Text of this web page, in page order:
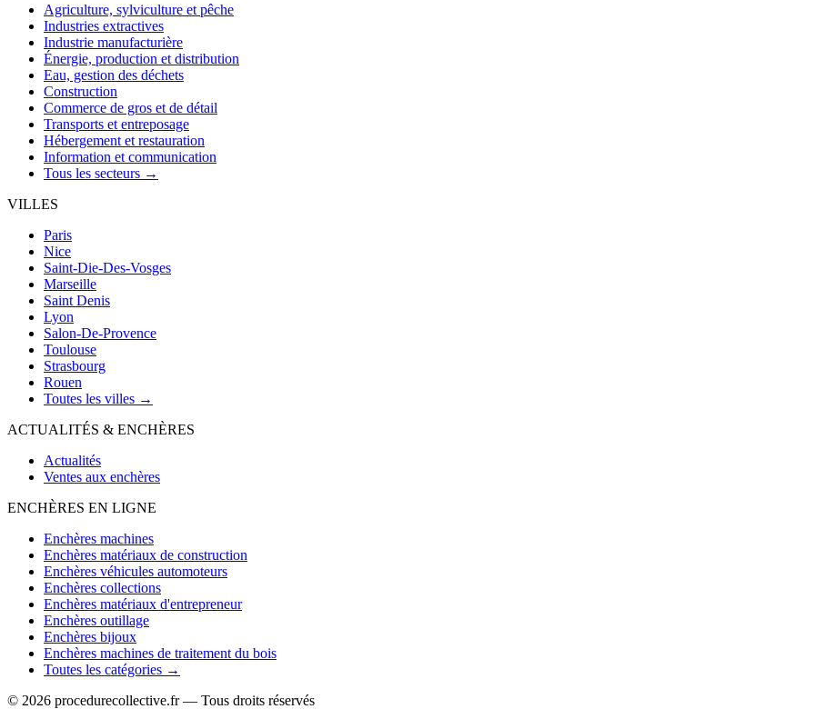
Agriculture, sylviculture et pêche
Industries extractives
Industrie manufacturière
Énergie, production et distribution
Eau, gestion des déchets
Construction
Commerce de gros et de détail
Transports et entreposage
Hébergement et restauration
Information et communication
Tous les secteurs →
VILLES
Paris
Nice
Saint-Die-Des-Vosges
Marseille
Saint Denis
Lyon
Salon-De-Provence
Toulouse
Strasbourg
Rouen
Toutes les villes →
ACTUALITÉS & ENCHÈRES
Actualités
Ventes aux enchères
ENCHÈRES EN LIGNE
Enchères machines
Enchères matériaux de construction
Enchères véhicules automoteurs
Enchères collections
Enchères matériaux d'entrepreneur
Enchères outillage
Enchères bijoux
Enchères machines de traitement du bois
Toutes les catégories →
© 2026 procedurecollective.fr — Tous droits réservés